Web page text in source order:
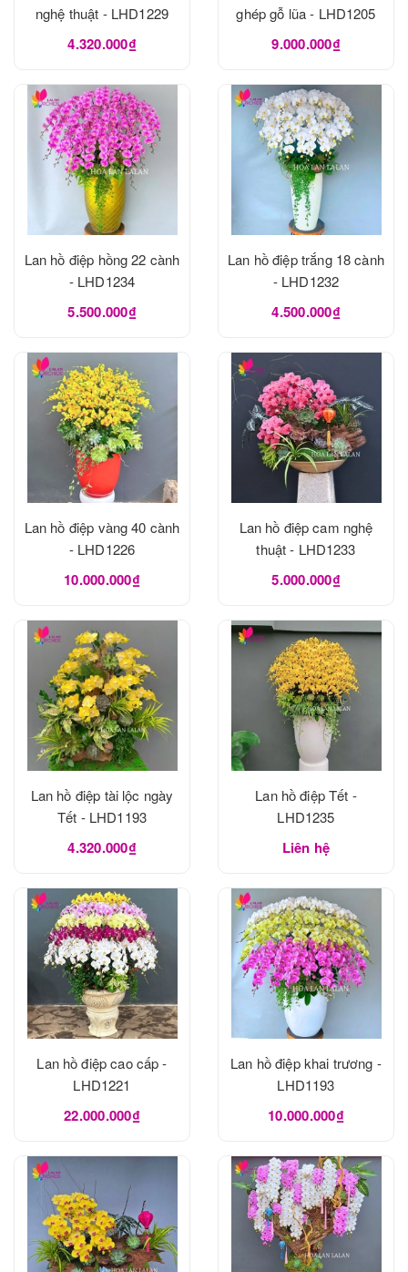
nghệ thuật - LHD1229
4.320.000₫
ghép gỗ lũa - LHD1205
9.000.000₫
Lan hồ điệp hồng 22 cành
- LHD1234
5.500.000₫
Lan hồ điệp trắng 18 cành
- LHD1232
4.500.000₫
Lan hồ điệp vàng 40 cành
- LHD1226
10.000.000₫
Lan hồ điệp cam nghệ
thuật - LHD1233
5.000.000₫
Lan hồ điệp tài lộc ngày
Tết - LHD1193
4.320.000₫
Lan hồ điệp Tết -
LHD1235
Liên hệ
Lan hồ điệp cao cấp -
LHD1221
22.000.000₫
Lan hồ điệp khai trương -
LHD1193
10.000.000₫